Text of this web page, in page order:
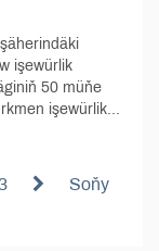
işewürlik
50 müňe
işewürlik...
Soňy